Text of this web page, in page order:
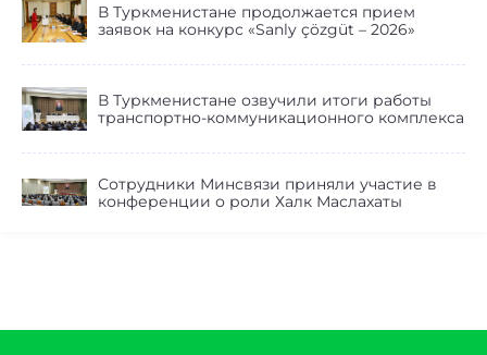
В Туркменистане продолжается прием
заявок на конкурс «Sanly çözgüt – 2026»
В Туркменистане озвучили итоги работы
транспортно-коммуникационного комплекса
Сотрудники Минсвязи приняли участие в
конференции о роли Халк Маслахаты